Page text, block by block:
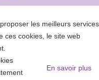
les meilleurs services
ces cookies, le site web
En savoir plus